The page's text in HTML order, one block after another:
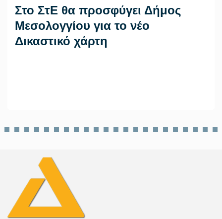
Στο ΣτΕ θα προσφύγει Δήμος
Μεσολογγίου για το νέο
Δικαστικό χάρτη